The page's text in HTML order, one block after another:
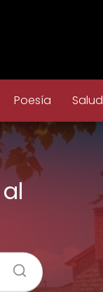
Poesía Salud